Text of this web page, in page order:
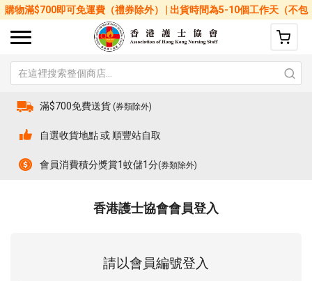
購物滿$700即可免運費（禮券除外） | 出貨時間為5-10個工作天（不包
括星期六、日及公眾假期）
滿$700免費送貨 (券類除外)
自選收貨地點 或 順豐站自取
會員消費積分獎賞1蚊儲1分(券類除外)
香港護士協會會員登入
請以會員編號登入